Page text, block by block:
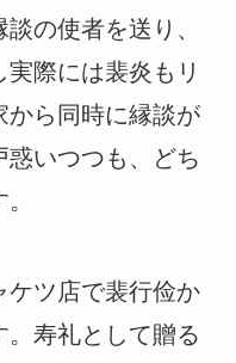
の使者を送り、
際には裴炎もリ
から同時に縁談が
いつつも、どち
ケツ店で裴行俭か
。寿礼として贈る